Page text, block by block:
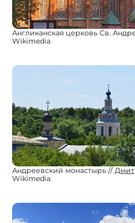
Англиканская церковь Св.
Wikimedia
Андреевский монастырь
Wikimedia